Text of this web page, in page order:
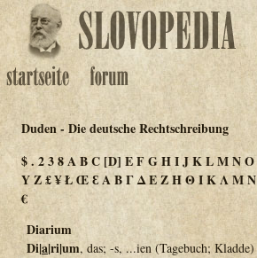
Duden - Die deutsche Rechtschreibung
$.238ABC [D] EFGHIJKLMNO
YZ£¥ŁŒƐΑΒΓΔΕΖΗΘΙΚΛΜΝ
€
Diarium
Di|a|ri|um, das; -s, ...ien (Tagebuch; Kladde)